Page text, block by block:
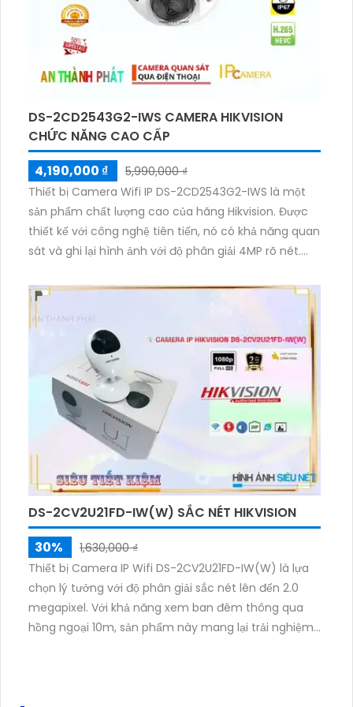
DS-2CD2543G2-IWS CAMERA HIKVISION
CHỨC NĂNG CAO CẤP
4,190,000 ₫
5,990,000 ₫
Thiết bị Camera Wifi IP DS-2CD2543G2-IWS là một
sản phẩm chất lượng cao của hãng Hikvision. Được
thiết kế với công nghệ tiên tiến, nó có khả năng quan
sát và ghi lại hình ảnh với độ phân giải 4MP rõ nét.
bạn dễ dàng kết nối và quản lý từ xa qua ứng dụng
chuyển động thông minh, nó có khả năng ghi lại chỉ
khi có sự kiện xảy ra, giúp tiết kiệm dung lượng lưu
trữ. Ngoài ra, camera còn có tính năng hồng ngoại
thông minh cho phép quan sát ban đêm với khoảng
cách lên đến 30m. Vật liệu chất lượng cao và khả
năng chống nước IP66 cũng cho phép bạn sử dụng
camera ở nhiều môi trường khác nhau.
DS-2CV2U21FD-IW(W) SẮC NÉT HIKVISION
30%
1,630,000 ₫
Thiết bị Camera IP Wifi DS-2CV2U21FD-IW(W) là lựa
chọn lý tưởng với độ phân giải sắc nét lên đến 2.0
megapixel. Với khả năng xem ban đêm thông qua
hồng ngoại 10m, sản phẩm này mang lại trải nghiệm